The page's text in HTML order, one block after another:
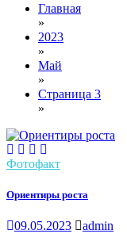
Главная
»
2023
»
Май
»
Страница 3
»
Фотофакт
Ориентиры роста
09.05.2023
admin